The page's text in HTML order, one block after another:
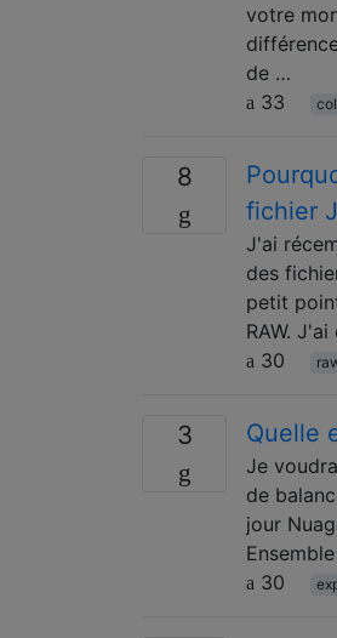
votre
de …
33
8
fichier
J'ai
des
petit
RAW.
30
3 Quelle
Je
de
jour
30